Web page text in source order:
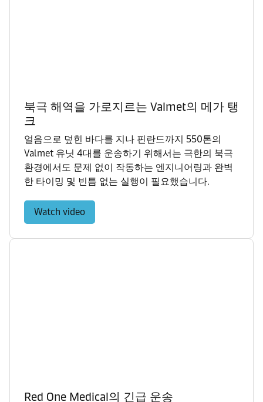
북극 해역을 가로지르는 Valmet의 메가 탱
크
얼음으로 덮힌 바다를 지나 핀란드까지 550톤의
Valmet 유닛 4대를 운송하기 위해서는 극한의 북극
환경에서도 문제 없이 작동하는 엔지니어링과 완벽
한 타이밍 및 빈틈 없는 실행이 필요했습니다.
Watch video
Red One Medical의 긴급 운송